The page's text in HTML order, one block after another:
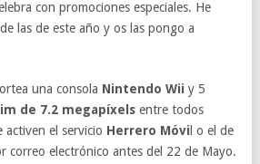
con promociones especiales. He
las de este año y os las pongo a
una consola Nintendo Wii y 5
de 7.2 megapíxels entre todos
activen el servicio Herrero Móvi l o el de
correo electrónico antes del 22 de Mayo.